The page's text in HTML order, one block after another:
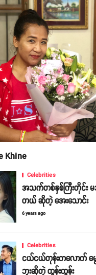
Khine
Celebrities
အသက်တစ်နှစ်ကြီးတိုင်း
တယ် ဆိုတဲ့ အေးသောင်း
6 years ago
Celebrities
ငယ်ငယ်တုန်းကလောက် မွေ
ဘူးဆိုတဲ့ ထွန်းထွန်း